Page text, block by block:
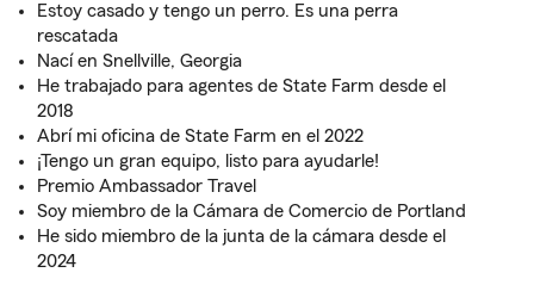
Estoy casado y tengo un perro. Es una perra
rescatada
Nací en Snellville, Georgia
He trabajado para agentes de State Farm desde el
2018
Abrí mi oficina de State Farm en el 2022
¡Tengo un gran equipo, listo para ayudarle!
Premio Ambassador Travel
Soy miembro de la Cámara de Comercio de Portland
He sido miembro de la junta de la cámara desde el
2024